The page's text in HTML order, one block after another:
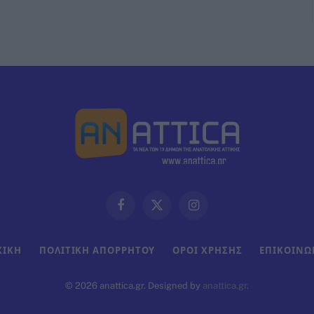
FacebookX
Instagram
ΠΟΛΙΤΙΚΗ ΑΠΟΡΡΗΤΟΥ ΟΡΟΙ ΧΡΗΣΗΣ
© 2026 anattica.gr. Designed by anattica.gr.